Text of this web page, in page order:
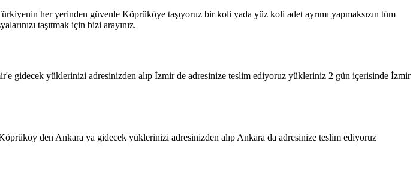
her yerinden güvenle Köprüköye taşıyoruz bir koli yada yüz koli adet ayrımı yapmaksızın tüm
taşıtmak için bizi arayınız.
gidecek yüklerinizi adresinizden alıp İzmir de adresinize teslim ediyoruz yükleriniz 2 gün içerisinde İzmir
den Ankara ya gidecek yüklerinizi adresinizden alıp Ankara da adresinize teslim ediyoruz